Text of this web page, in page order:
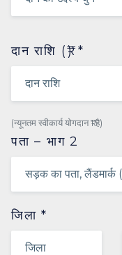
दान राशि (₹) *
(न्यूनतम स्वीकार्य योगदान ₹1 है)
पता – भाग 2
जिला *